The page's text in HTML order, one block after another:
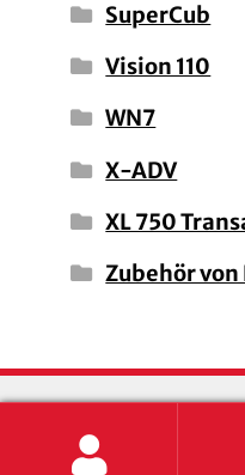
SuperCub
Vision 110
WN7
X-ADV
XL 750
Zubehör